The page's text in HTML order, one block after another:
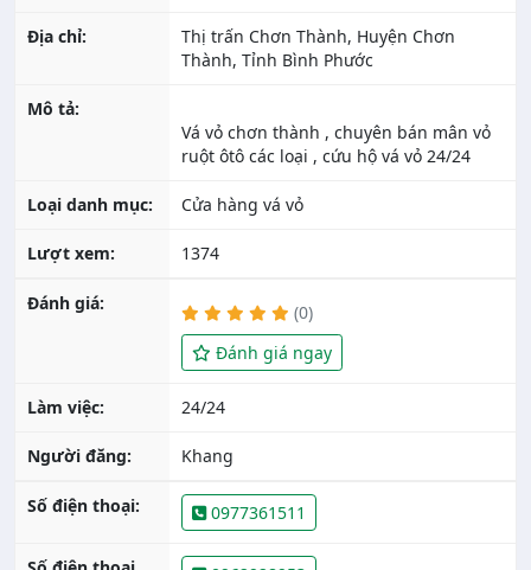
Địa chỉ:
Thị trấn Chơn Thành, Huyện Chơn
Thành, Tỉnh Bình Phước
Mô tả:
Vá vỏ chơn thành , chuyên bán mân vỏ
Loại danh mục: Cửa hàng vá vỏ
Lượt xem: 1374
Đánh giá:
(0)
Đánh giá ngay
Làm việc: 24/24
Người đăng: Khang
Số điện thoại: 0977361511